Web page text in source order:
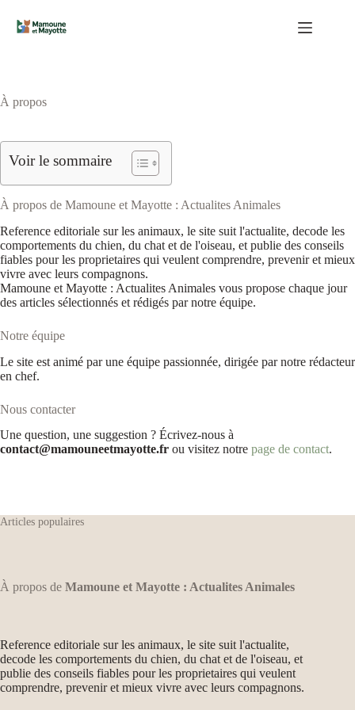
contenu
À propos
Voir le sommaire
À propos de Mamoune et Mayotte : Actualites Animales
Reference editoriale sur les animaux, le site suit l'actualite, decode les
comportements du chien, du chat et de l'oiseau, et publie des conseils
fiables pour les proprietaires qui veulent comprendre, prevenir et mieux
vivre avec leurs compagnons.
Mamoune et Mayotte : Actualites Animales vous propose chaque jour
des articles sélectionnés et rédigés par notre équipe.
Notre équipe
Le site est animé par une équipe passionnée, dirigée par notre rédacteur
en chef.
Nous contacter
Une question, une suggestion ? Écrivez-nous à
contact@mamouneetmayotte.fr ou visitez notre page de contact.
Articles populaires
À propos de Mamoune et Mayotte : Actualites Animales
Reference editoriale sur les animaux, le site suit l'actualite,
decode les comportements du chien, du chat et de l'oiseau, et
publie des conseils fiables pour les proprietaires qui veulent
comprendre, prevenir et mieux vivre avec leurs compagnons.